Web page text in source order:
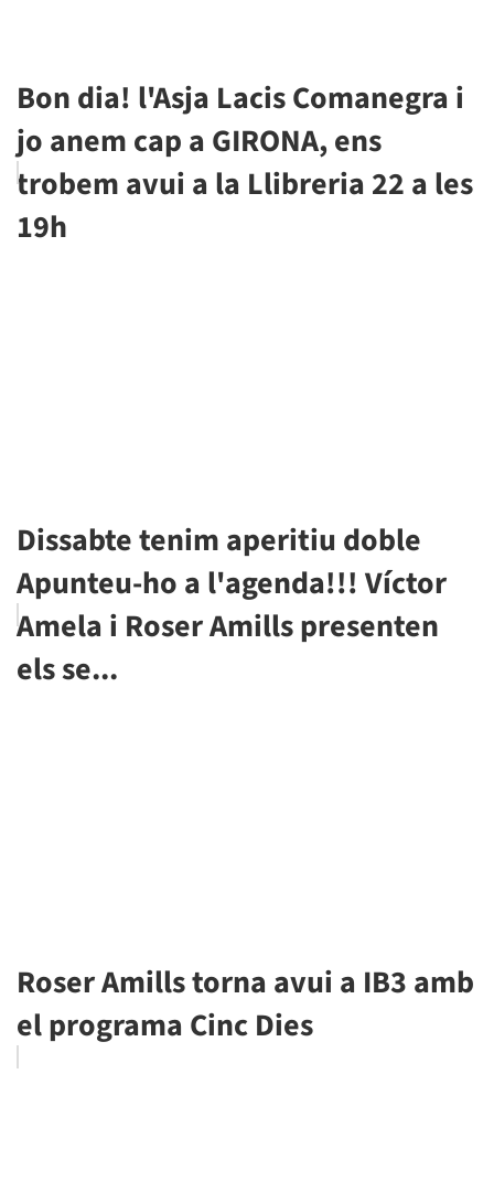
Bon dia! l'Asja Lacis Comanegra i
jo anem cap a GIRONA, ens
trobem avui a la Llibreria 22 a les
19h
Dissabte tenim aperitiu doble
Apunteu-ho a l'agenda!!! Víctor
Amela i Roser Amills presenten
els se...
Roser Amills torna avui a IB3 amb
el programa Cinc Dies